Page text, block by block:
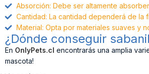
Absorción: Debe ser altamente
Cantidad: La cantidad dependerá de la
Material: Opta por materiales suaves y
¿Dónde conseguir
En OnlyPets.cl encontrarás una amplia
mascota!